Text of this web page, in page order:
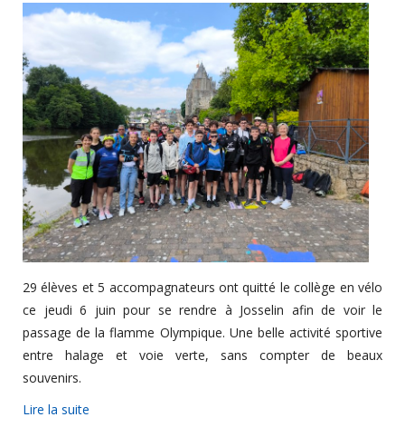
29 élèves et 5 accompagnateurs ont quitté le collège en vélo
ce jeudi 6 juin pour se rendre à Josselin afin de voir le
passage de la flamme Olympique. Une belle activité sportive
entre halage et voie verte, sans compter de beaux
souvenirs.
Lire la suite